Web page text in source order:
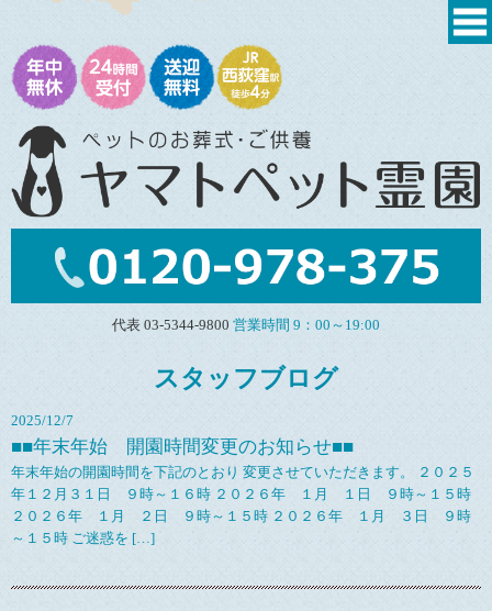
代表 03-5344-9800 営業時間 9：00～19:00
スタッフブログ
2025/12/7
■■年末年始 開園時間変更のお知らせ■■
年末年始の開園時間を下記のとおり 変更させていただきます。 ２０２５
年１２月３１日 ９時～１６時 ２０２６年 １月 １日 ９時～１５時
２０２６年 １月 ２日 ９時～１５時 ２０２６年 １月 ３日 ９時
～１５時 ご迷惑を […]